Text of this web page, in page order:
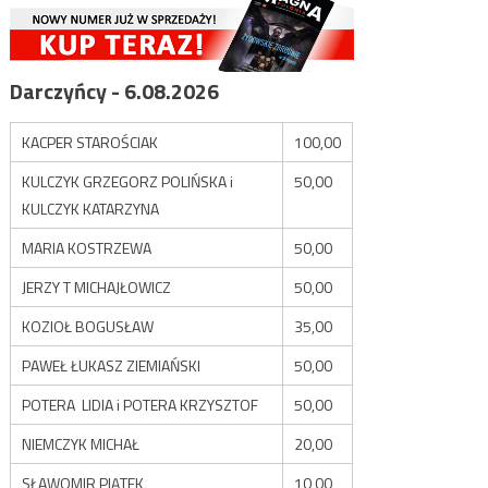
Darczyńcy - 6.08.2026
KACPER STAROŚCIAK
100,00
KULCZYK GRZEGORZ POLIŃSKA i
KULCZYK KATARZYNA
50,00
MARIA KOSTRZEWA
50,00
JERZY T MICHAJŁOWICZ
50,00
KOZIOŁ BOGUSŁAW
35,00
PAWEŁ ŁUKASZ ZIEMIAŃSKI
50,00
POTERA LIDIA i POTERA KRZYSZTOF
50,00
NIEMCZYK MICHAŁ
20,00
SŁAWOMIR PIĄTEK
10,00